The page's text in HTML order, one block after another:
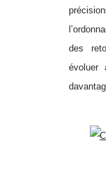
des
évoluer